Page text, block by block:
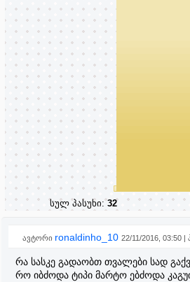
სულ პასუხი:32
ავტორი ronaldinho_10 22/11/2016, 03:50 |
რა სასკე გადაობთ თვალები სად
რო იბძოდა ტიპი მარტო ებძოდა